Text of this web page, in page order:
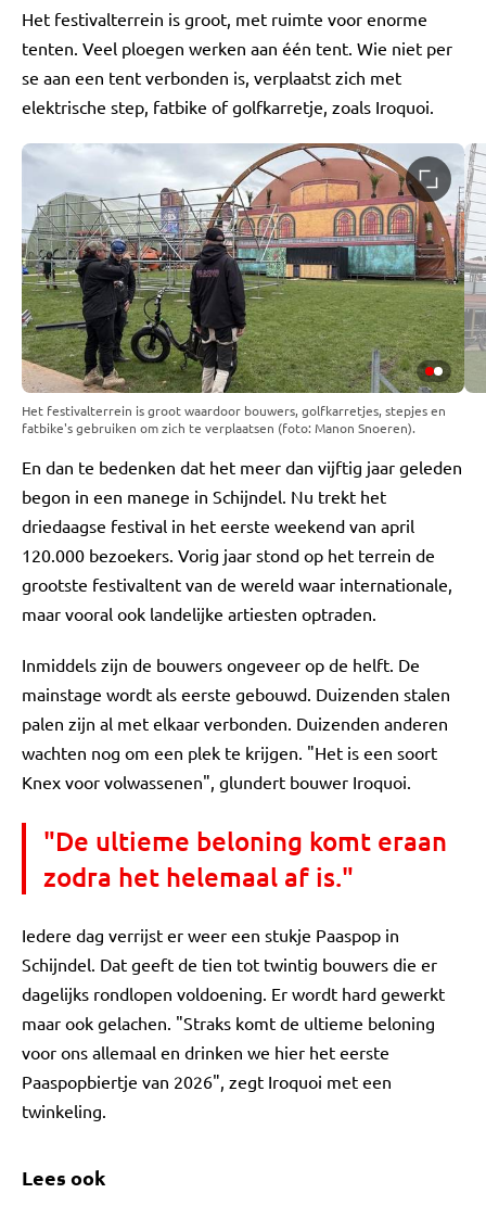
Het festivalterrein is groot, met ruimte voor enorme
tenten. Veel ploegen werken aan één tent. Wie niet per
se aan een tent verbonden is, verplaatst zich met
elektrische step, fatbike of golfkarretje, zoals Iroquoi.
Het festivalterrein is groot waardoor bouwers, golfkarretjes, stepjes en
fatbike's gebruiken om zich te verplaatsen (foto: Manon Snoeren).
En dan te bedenken dat het meer dan vijftig jaar geleden
begon in een manege in Schijndel. Nu trekt het
driedaagse festival in het eerste weekend van april
120.000 bezoekers. Vorig jaar stond op het terrein de
grootste festivaltent van de wereld waar internationale,
maar vooral ook landelijke artiesten optraden.
Inmiddels zijn de bouwers ongeveer op de helft. De
mainstage wordt als eerste gebouwd. Duizenden stalen
palen zijn al met elkaar verbonden. Duizenden anderen
wachten nog om een plek te krijgen. "Het is een soort
Knex voor volwassenen", glundert bouwer Iroquoi.
"De ultieme beloning komt eraan
zodra het helemaal af is."
Iedere dag verrijst er weer een stukje Paaspop in
Schijndel. Dat geeft de tien tot twintig bouwers die er
dagelijks rondlopen voldoening. Er wordt hard gewerkt
maar ook gelachen. "Straks komt de ultieme beloning
voor ons allemaal en drinken we hier het eerste
Paaspopbiertje van 2026", zegt Iroquoi met een
twinkeling.
Lees ook